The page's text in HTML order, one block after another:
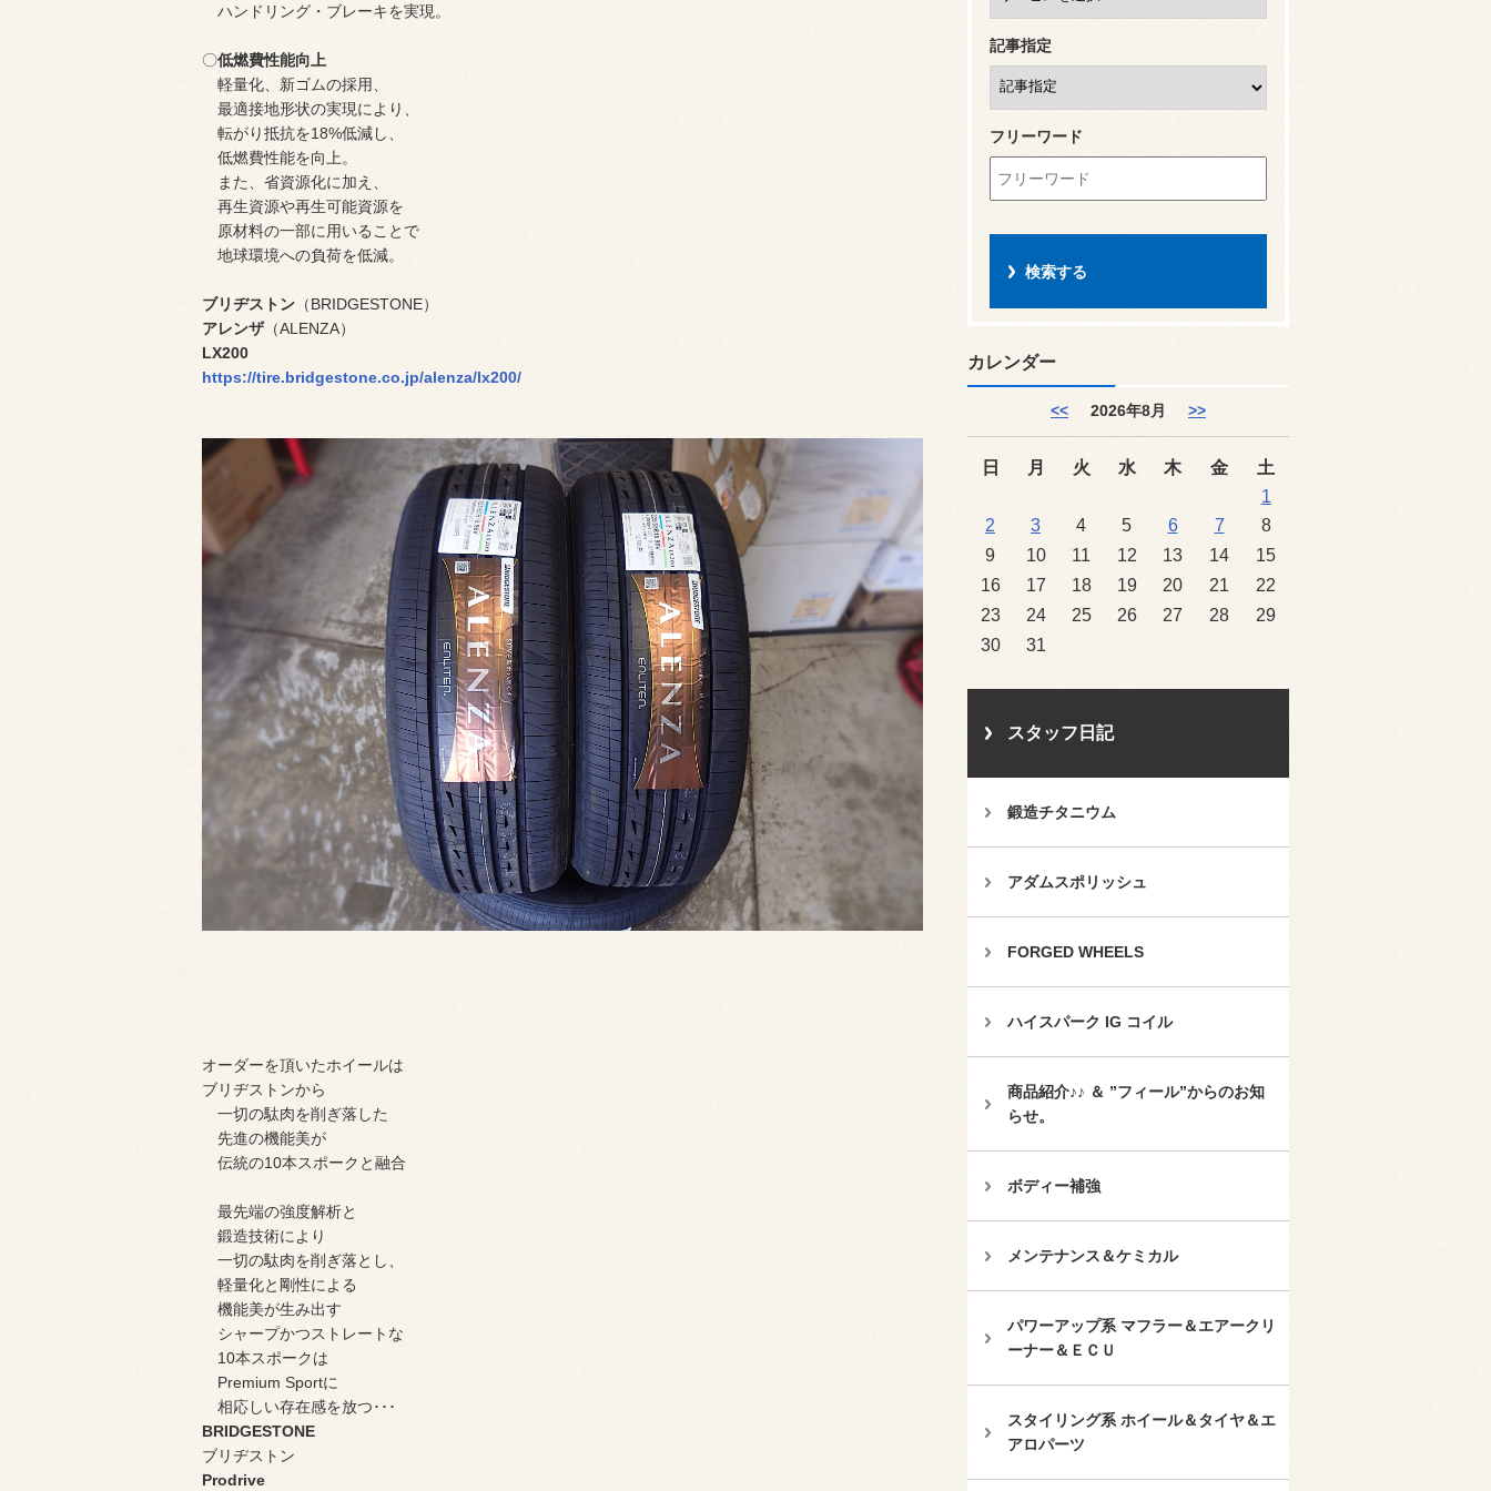
ハンドリング・ブレーキを実現。
〇低燃費性能向上
軽量化、新ゴムの採用、
最適接地形状の実現により、
転がり抵抗を18%低減し、
低燃費性能を向上。
また、省資源化に加え、
再生資源や再生可能資源を
原材料の一部に用いることで
地球環境への負荷を低減。
ブリヂストン （BRIDGESTONE）
アレンザ（ALENZA）
LX200
https://tire.bridgestone.co.jp/alenza/lx200/
オーダーを頂いたホイールは
ブリヂストンから
一切の駄肉を削ぎ落した
先進の機能美が
伝統の10本スポークと融合
最先端の強度解析と
鍛造技術により
一切の駄肉を削ぎ落とし、
軽量化と剛性による
機能美が生み出す
シャープかつストレートな
10本スポークは
Premium Sportに
相応しい存在感を放つ･･･
BRIDGESTONE
ブリヂストン
Prodrive
記事指定
フリーワード
カレンダー
<< 2026年8月 >>
日 月 火 水 木 金
土
1
2
3 4 5 6 7
8
9
10 11 12 13 14
15
16
17 18 19 20 21
22
23
24 25 26 27 28
29
30
31
スタッフ日記
鍛造チタニウム
アダムスポリッシュ
FORGED WHEELS
ハイスパーク IG コイル
商品紹介♪♪ ＆ ”フィール”からのお知
らせ。
ボディー補強
メンテナンス＆ケミカル
パワーアップ系 マフラー＆エアークリ
ーナー＆ＥＣＵ
スタイリング系 ホイール＆タイヤ＆エ
アロパーツ